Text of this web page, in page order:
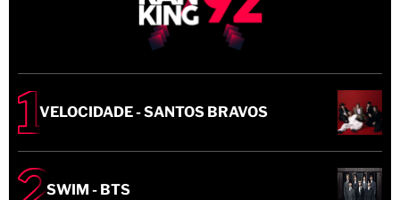
VELOCIDADE - SANTOS BRAVOS
SWIM - BTS